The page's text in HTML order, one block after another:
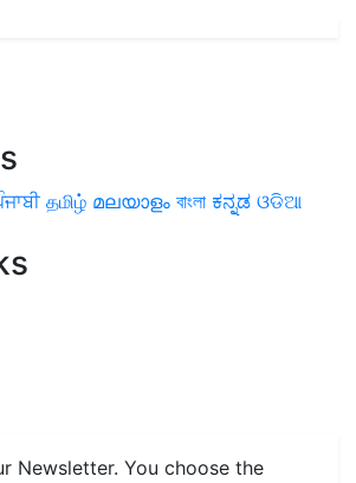
தமிழ் മലയാളം বাংলা ಕನ್ನಡ ଓଡିଆ
Newsletter. You choose the